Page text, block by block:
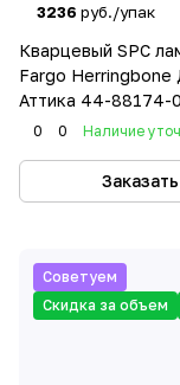
3236 руб./упак
Кварцевый SPC
Fargo Herringbone
Аттика 44-88174-
System 5G
0 0 Наличие
Заказать
Советуем
Скидка за объем